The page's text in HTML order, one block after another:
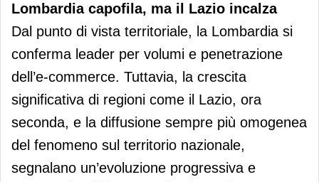
Lombardia capofila, ma il Lazio incalza
Dal punto di vista territoriale, la Lombardia si
conferma leader per volumi e penetrazione
dell’e-commerce. Tuttavia, la crescita
significativa di regioni come il Lazio, ora
seconda, e la diffusione sempre più omogenea
del fenomeno sul territorio nazionale,
segnalano un’evoluzione progressiva e